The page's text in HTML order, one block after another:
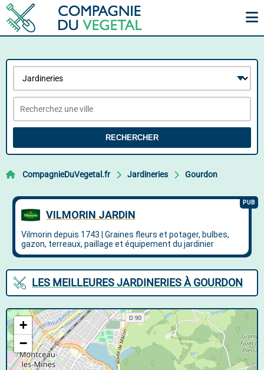
RECHERCHER
CompagnieDuVegetal.fr Jardineries Gourdon
LES MEILLEURES JARDINERIES À GOURDON
+
−